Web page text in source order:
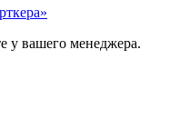
у вашего менеджера.